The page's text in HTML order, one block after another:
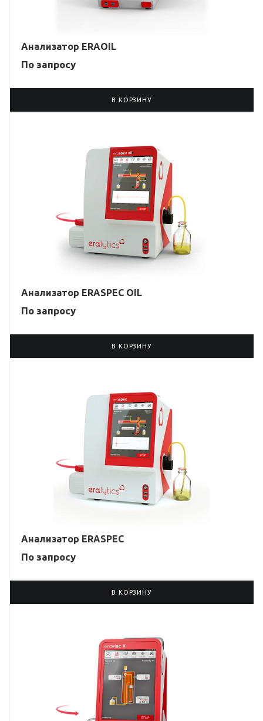
Анализатор ERAOIL
По запросу
В КОРЗИНУ
Анализатор ERASPEC OIL
По запросу
В КОРЗИНУ
Анализатор ERASPEC
По запросу
В КОРЗИНУ